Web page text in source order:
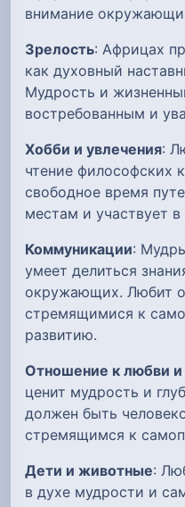
внимание
Зрелость: Африцах
как духовный
Мудрость и
востребованным и
Хобби и увлечения:
чтение философских
свободное время
местам и участвует в
Коммуникации:
умеет делиться
окружающих. Любит
стремящимися к
развитию.
Отношение к любви и
ценит мудрость и
должен быть
стремящимся к
Дети и животные:
в духе мудрости и